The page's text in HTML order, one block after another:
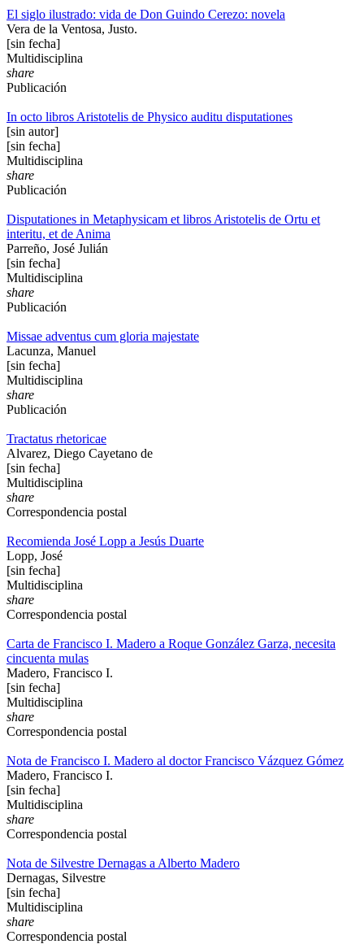
El siglo ilustrado: vida de Don Guindo Cerezo: novela
Vera de la Ventosa, Justo.
[sin fecha]
Multidisciplina
share
Publicación
In octo libros Aristotelis de Physico auditu disputationes
[sin autor]
[sin fecha]
Multidisciplina
share
Publicación
Disputationes in Metaphysicam et libros Aristotelis de Ortu et
interitu, et de Anima
Parreño, José Julián
[sin fecha]
Multidisciplina
share
Publicación
Missae adventus cum gloria majestate
Lacunza, Manuel
[sin fecha]
Multidisciplina
share
Publicación
Tractatus rhetoricae
Alvarez, Diego Cayetano de
[sin fecha]
Multidisciplina
share
Correspondencia postal
Recomienda José Lopp a Jesús Duarte
Lopp, José
[sin fecha]
Multidisciplina
share
Correspondencia postal
Carta de Francisco I. Madero a Roque González Garza, necesita
cincuenta mulas
Madero, Francisco I.
[sin fecha]
Multidisciplina
share
Correspondencia postal
Nota de Francisco I. Madero al doctor Francisco Vázquez Gómez
Madero, Francisco I.
[sin fecha]
Multidisciplina
share
Correspondencia postal
Nota de Silvestre Dernagas a Alberto Madero
Dernagas, Silvestre
[sin fecha]
Multidisciplina
share
Correspondencia postal